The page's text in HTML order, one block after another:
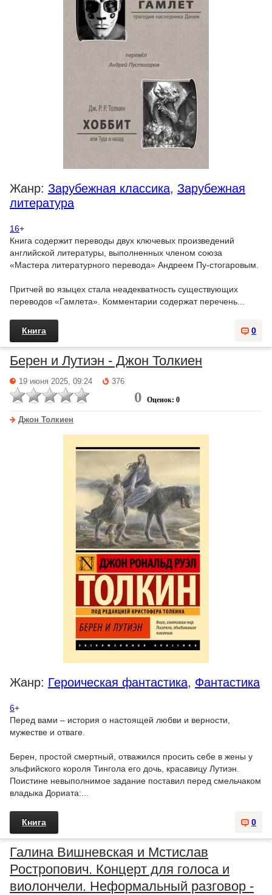
Жанр: Зарубежная классика, Зарубежная
литература
16+
Книга содержит переводы двух ключевых произведений
английской литературы, выполненных членом союза
«Мастера литературного перевода» Андреем Пу-стогаровым.
Притчей во языцех стала неадекватность существующих
переводов «Гамлета». Комментарии содержат перечень...
0
Книга
Берен и Лутиэн - Джон Толкиен
19 июня 2025, 09:24 376
0 Оценок: 0
Джон Толкиен
Жанр: Героическая фантастика, Фантастика
6+
Перед вами – история о настоящей любви и верности,
мужестве и отваге.
Берен, простой смертный, отважился просить себе в жены у
эльфийского короля Тингола его дочь, красавицу Лутиэн.
Поистине невыполнимое задание поставил перед смельчаком
владыка Дориата:...
0
Книга
Галина Вишневская и Мстислав
Ростропович. Концерт для голоса и
виолончели. Неформальный разговор -